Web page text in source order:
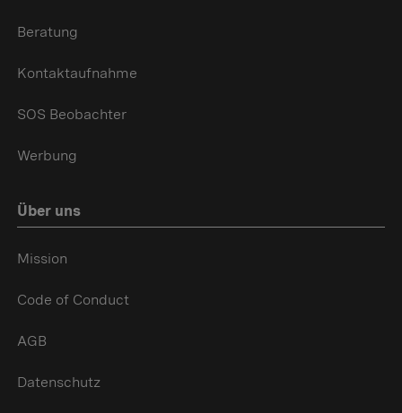
Beratung
Kontaktaufnahme
SOS Beobachter
Werbung
Über uns
Mission
Code of Conduct
AGB
Datenschutz